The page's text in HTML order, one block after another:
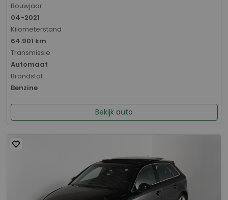
Bouwjaar
04-2021
Kilometerstand
64.901 km
Transmissie
Automaat
Brandstof
Benzine
Bekijk auto